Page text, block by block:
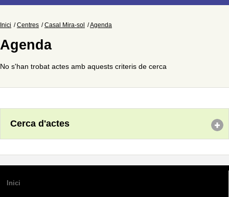
Inici Centres Casal Mira-sol Agenda
Agenda
No s'han trobat actes amb aquests criteris de cerca
Cerca d'actes
Inici